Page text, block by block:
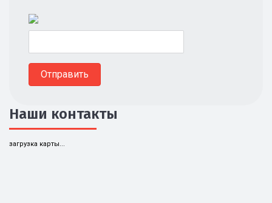
Наши контакты
загрузка карты...